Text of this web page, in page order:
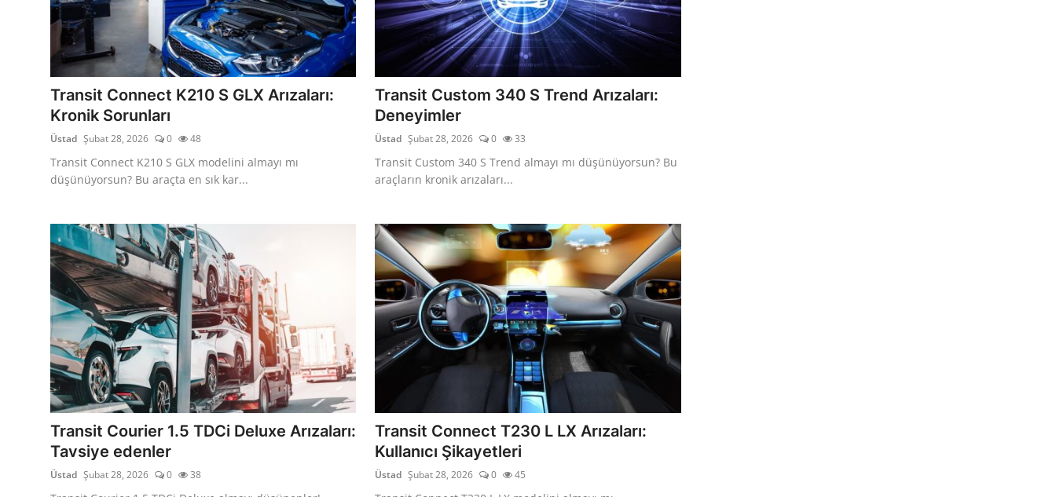
Transit Connect K210 S GLX Arızaları:
Kronik Sorunları
Üstad Şubat 28, 2026 0 48
Transit Connect K210 S GLX modelini almayı mı
düşünüyorsun? Bu araçta en sık kar...
Transit Custom 340 S Trend Arızaları:
Deneyimler
Üstad Şubat 28, 2026 0 33
Transit Custom 340 S Trend almayı mı düşünüyorsun? Bu
araçların kronik arızaları...
Transit Courier 1.5 TDCi Deluxe Arızaları:
Tavsiye edenler
Üstad Şubat 28, 2026 0 38
Transit Connect T230 L LX Arızaları:
Kullanıcı Şikayetleri
Üstad Şubat 28, 2026 0 45